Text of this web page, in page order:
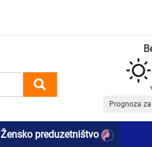
Prognoza
Žensko preduzetništvo